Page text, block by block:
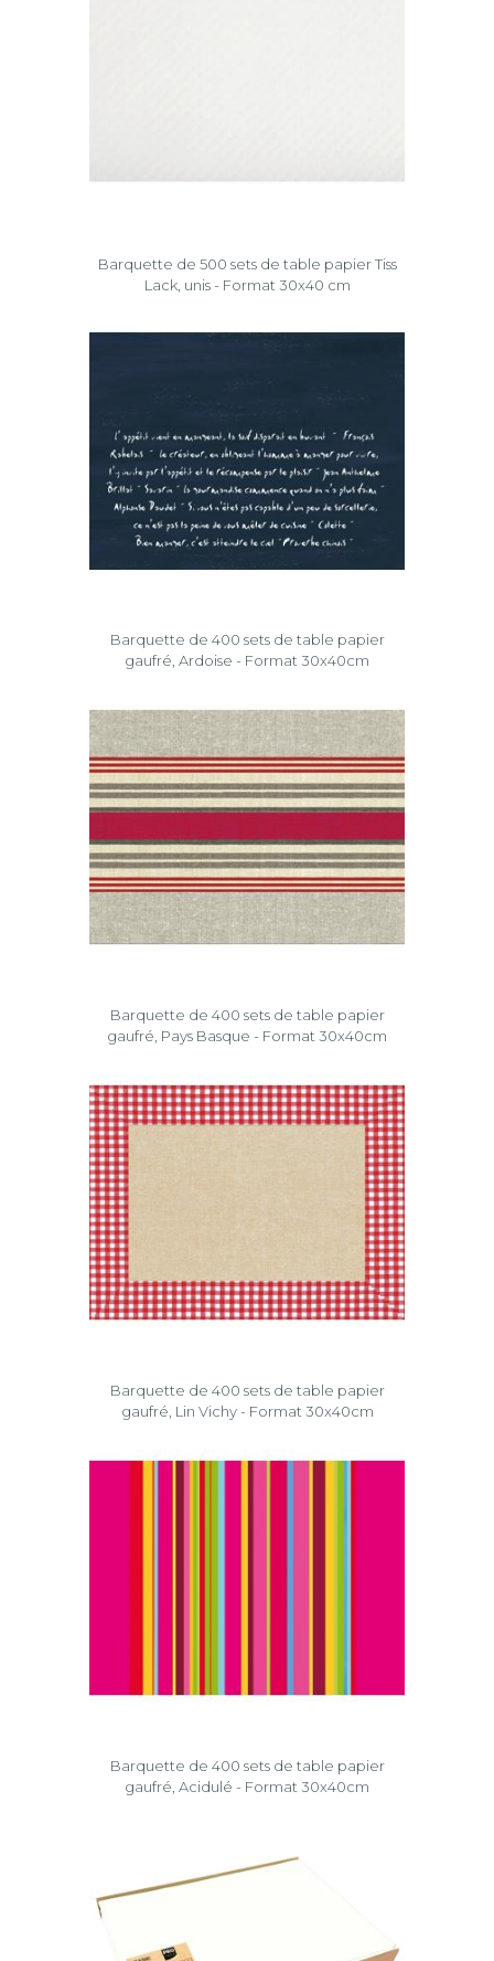
Barquette de 500 sets de table papier Tiss
Lack, unis - Format 30x40 cm
Barquette de 400 sets de table papier
gaufré, Ardoise - Format 30x40cm
Barquette de 400 sets de table papier
gaufré, Pays Basque - Format 30x40cm
Barquette de 400 sets de table papier
gaufré, Lin Vichy - Format 30x40cm
Barquette de 400 sets de table papier
gaufré, Acidulé - Format 30x40cm